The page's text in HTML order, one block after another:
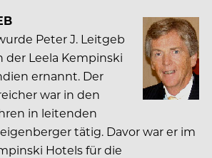
Peter J. Leitgeb
der Leela Kempinski
ernannt. Der
war in den
in leitenden
tätig. Davor war er im
Hotels für die